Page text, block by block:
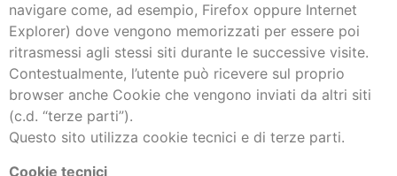
navigare come, ad esempio, Firefox oppure Internet
Explorer) dove vengono memorizzati per essere poi
ritrasmessi agli stessi siti durante le successive visite.
Contestualmente, l’utente può ricevere sul proprio
browser anche Cookie che vengono inviati da altri siti
(c.d. “terze parti”).
Questo sito utilizza cookie tecnici e di terze parti.
Cookie tecnici